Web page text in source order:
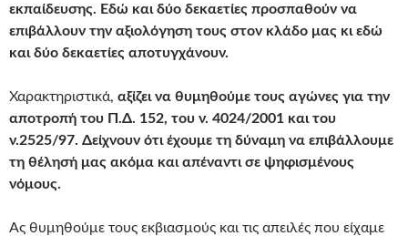
εκπαίδευσης. Εδώ και δύο δεκαετίες προσπαθούν να
επιβάλλουν την αξιολόγηση τους στον κλάδο μας κι εδώ
και δύο δεκαετίες αποτυγχάνουν.
Χαρακτηριστικά, αξίζει να θυμηθούμε τους αγώνες για την
αποτροπή του Π.Δ. 152, του ν. 4024/2001 και του
ν.2525/97. Δείχνουν ότι έχουμε τη δύναμη να επιβάλλουμε
τη θέλησή μας ακόμα και απέναντι σε ψηφισμένους
νόμους.
Ας θυμηθούμε τους εκβιασμούς και τις απειλές που είχαμε